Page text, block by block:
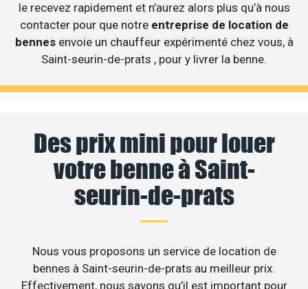
le recevez rapidement et n’aurez alors plus qu’à nous
contacter pour que notre entreprise de location de
bennesenvoie un chauffeur expérimenté chez vous, à
Saint-seurin-de-prats , pour y livrer la benne.
Des prix mini pour louer
votre benne à Saint-
seurin-de-prats
Nous vous proposons un service de location de
bennes à Saint-seurin-de-prats au meilleur prix.
Effectivement, nous savons qu’il est important pour